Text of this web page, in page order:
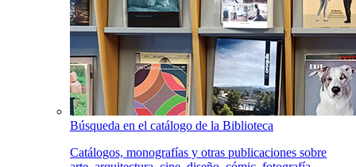
Búsqueda en el catálogo de la Biblioteca
Catálogos, monografías y otras publicaciones sobre